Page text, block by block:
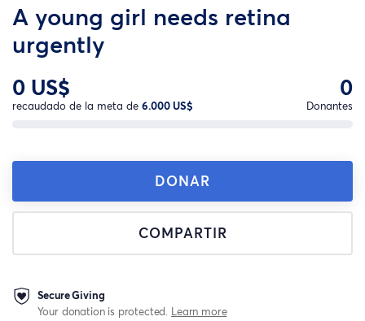
A young girl needs retina
urgently
0 US$
recaudado de la meta de 6.000 US$
0
Donantes
DONAR
COMPARTIR
Secure Giving
Your donation is protected. Learn more